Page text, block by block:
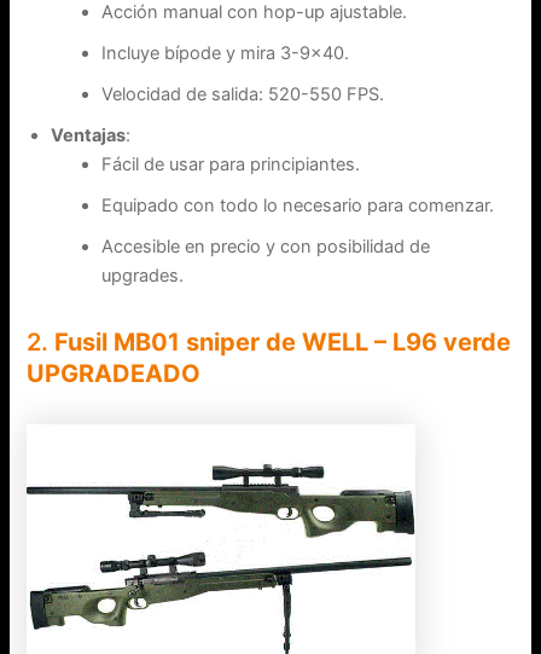
Acción manual con hop-up ajustable.
Incluye bípode y mira 3-9×40.
Velocidad de salida: 520-550 FPS.
Ventajas:
Fácil de usar para principiantes.
Equipado con todo lo necesario para comenzar.
Accesible en precio y con posibilidad de
upgrades.
2. Fusil MB01 sniper de WELL – L96 verde
UPGRADEADO